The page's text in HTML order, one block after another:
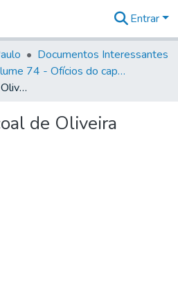
&
Coleções
Tudo na
Biblioteca
Estatísticas
Entrar
Documentos Interessantes
Volume 74 - Ofícios do capitão General Martim Lopes Lobo de Saldanha às Câmaras e Comandantes da Capitania (1775)
Carta para Pascoal de Oliveira Couto
de Oliveira